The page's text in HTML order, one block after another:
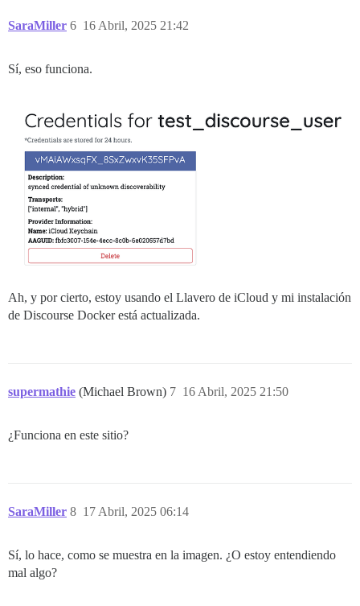
SaraMiller 16 Abril, 2025 21:42
6
Sí, eso funciona.
Ah, y por cierto, estoy usando el Llavero de iCloud y mi instalación
de Discourse Docker está actualizada.
supermathie (Michael Brown) 16 Abril, 2025 21:50
7
¿Funciona en este sitio?
SaraMiller 17 Abril, 2025 06:14
8
Sí, lo hace, como se muestra en la imagen. ¿O estoy entendiendo
mal algo?